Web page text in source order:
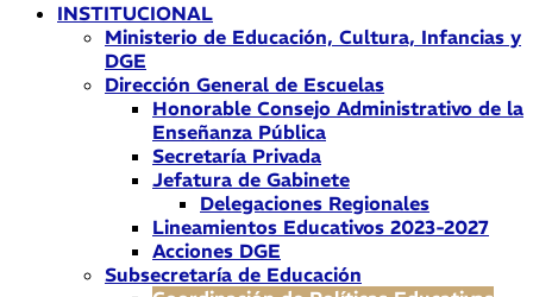
INSTITUCIONAL
Ministerio de Educación, Cultura, Infancias y
DGE
Dirección General de Escuelas
Honorable Consejo Administrativo de la
Enseñanza Pública
Secretaría Privada
Jefatura de Gabinete
Delegaciones Regionales
Lineamientos Educativos 2023-2027
Acciones DGE
Subsecretaría de Educación